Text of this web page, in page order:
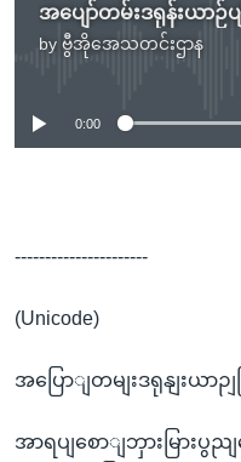
အပျော်တမ်းဒရုန်းယာဉ်
by ဗွီအိုအေသတင်းဌာန
No media
0:00
----------------------
(Unicode)
အပြောျတမျးဒရုနျးယာဉျ
အာရပျစောျဘှားမြားပွည